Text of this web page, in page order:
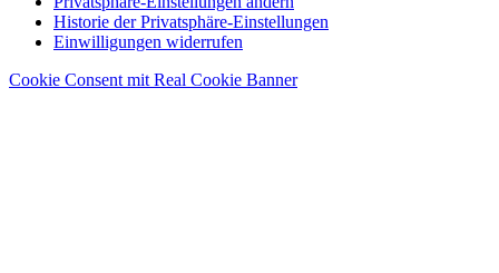
Historie der Privatsphäre-Einstellungen
Einwilligungen widerrufen
Cookie Consent mit Real Cookie Banner